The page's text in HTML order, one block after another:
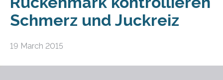
Schmerz und Juckreiz
19 March 2015